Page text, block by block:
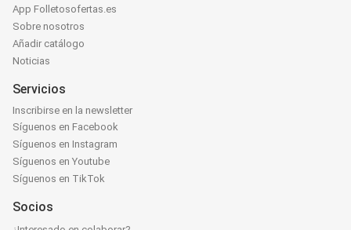
App Folletosofertas.es
Sobre nosotros
Añadir catálogo
Noticias
Servicios
Inscribirse en la newsletter
Síguenos en Facebook
Síguenos en Instagram
Síguenos en Youtube
Síguenos en TikTok
Socios